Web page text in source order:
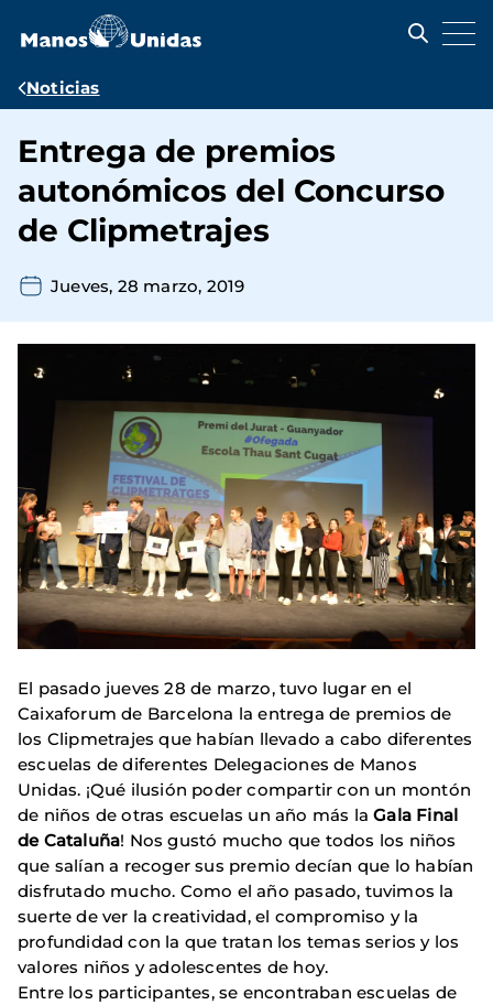
contenido
Ruta
navegación
Noticias
Entrega de premios
autonómicos del Concurso
de Clipmetrajes
Jueves, 28 marzo, 2019
El pasado jueves 28 de marzo, tuvo lugar en el
Caixaforum de Barcelona la entrega de premios de
los Clipmetrajes que habían llevado a cabo diferentes
escuelas de diferentes Delegaciones de Manos
Unidas. ¡Qué ilusión poder compartir con un montón
de niños de otras escuelas un año más laGala Final
de Cataluña! Nos gustó mucho que todos los niños
que salían a recoger sus premio decían que lo habían
disfrutado mucho. Como el año pasado, tuvimos la
suerte de ver la creatividad, el compromiso y la
profundidad con la que tratan los temas serios y los
valores niños y adolescentes de hoy.
Entre los participantes, se encontraban escuelas de